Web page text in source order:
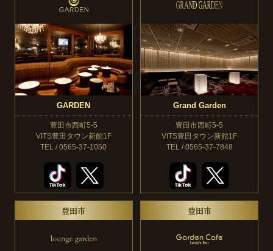
GARDEN
豊田市西町5-5
VITS豊田タウン新館1F
TEL / 0565-37-1050
Grand Garden
豊田市西町5-5
VITS豊田タウン新館1F
TEL / 0565-37-7848
豊田市 豊田市